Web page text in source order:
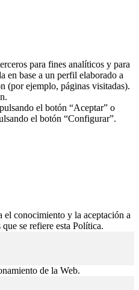
para fines analíticos y para
en base a un perfil elaborado a
(por ejemplo, páginas visitadas).
el botón “Aceptar” o
el botón “Configurar”.
conocimiento y la aceptación a
se refiere esta Política.
de la Web.